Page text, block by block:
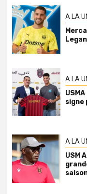
A LA
A LA
signe
A LA
USM